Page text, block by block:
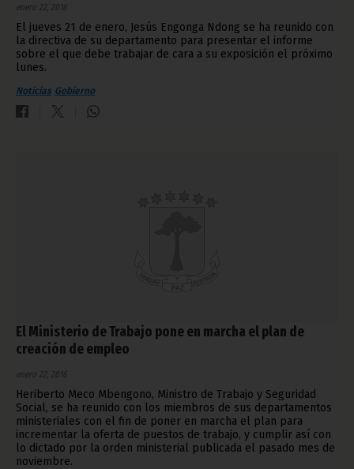
enero 22, 2016
El jueves 21 de enero, Jesús Engonga Ndong se ha reunido con
la directiva de su departamento para presentar el informe
sobre el que debe trabajar de cara a su exposición el próximo
lunes.
Noticias Gobierno
El Ministerio de Trabajo pone en marcha el plan de
creación de empleo
enero 22, 2016
Heriberto Meco Mbengono, Ministro de Trabajo y Seguridad
Social, se ha reunido con los miembros de sus departamentos
ministeriales con el fin de poner en marcha el plan para
incrementar la oferta de puestos de trabajo, y cumplir así con
lo dictado por la orden ministerial publicada el pasado mes de
noviembre.